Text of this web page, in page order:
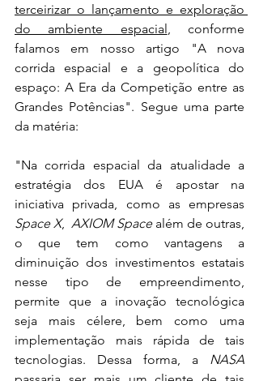
terceirizar o lançamento e exploração
do ambiente espacial, conforme
falamos em nosso artigo "A nova
corrida espacial e a geopolítica do
espaço: A Era da Competição entre as
Grandes Potências". Segue uma parte
da matéria:
"Na corrida espacial da atualidade a
estratégia dos EUA é apostar na
Space X, AXIOM Space além de outras,
o que tem como vantagens a
diminuição dos investimentos estatais
nesse tipo de empreendimento,
permite que a inovação tecnológica
seja mais célere, bem como uma
implementação mais rápida de tais
tecnologias. Dessa forma, a NASA